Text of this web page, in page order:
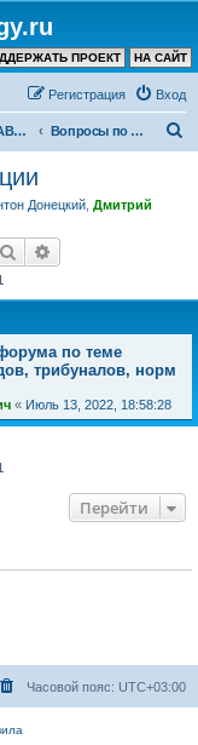
НА САЙТ
ПРОЕКТ
Вход
Регистрация
ВОПРОСЫ к АВТОРУ КАНАЛА и ХОЗЯИНУ ФОРУМА Вопросы по теме юриспруденции
Донецкий Дмитрий
Поиск
по теме
трибуналов, норм
« Июль 13, 2022, 18:58:28
Перейти
Часовой пояс: UTC+03:00